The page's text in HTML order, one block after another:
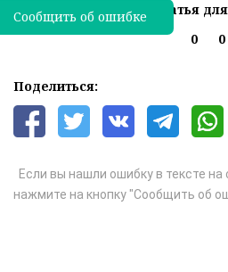
Была ли эта статья
0
0
Поделиться:
Если вы нашли ошибку в тексте
нажмите на кнопку "Сообщить об
Сообщить об ошибке